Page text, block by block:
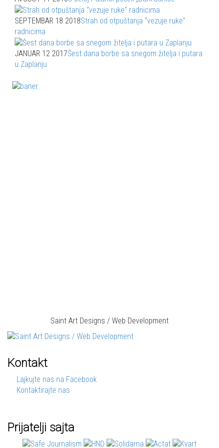
SEPTEMBAR 18 2018Strah od otpuštanja “vezuje ruke”
radnicima
JANUAR 12 2017Šest dana borbe sa snegom žitelja i putara
u Zaplanju
Saint Art Designs / Web Development
Kontakt
Lajkujte nas na Facebook
Kontaktirajte nas
Prijatelji sajta